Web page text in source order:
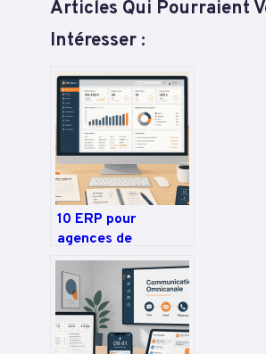
Articles Qui Pourraient
Intéresser :
10 ERP pour
agences de
communication : le
comparatif pour
sécuriser vos
marges et piloter la
rentabilité